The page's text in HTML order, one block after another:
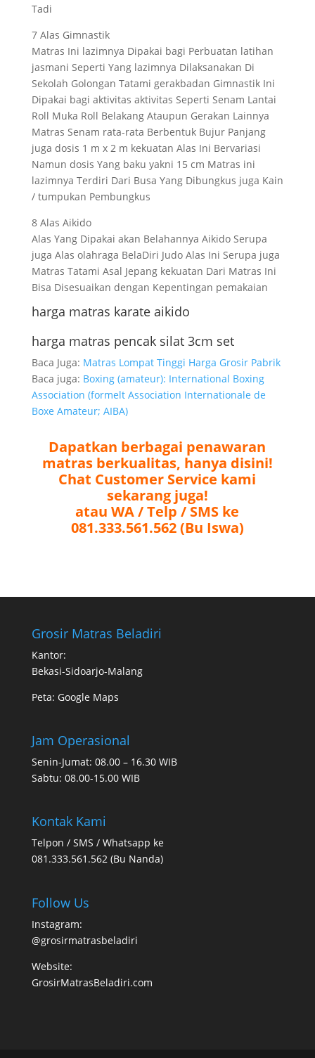
Tadi
7 Alas Gimnastik
Matras Ini lazimnya Dipakai bagi Perbuatan latihan
jasmani Seperti Yang lazimnya Dilaksanakan Di
Sekolah Golongan Tatami gerakbadan Gimnastik Ini
Dipakai bagi aktivitas aktivitas Seperti Senam Lantai
Roll Muka Roll Belakang Ataupun Gerakan Lainnya
Matras Senam rata-rata Berbentuk Bujur Panjang
juga dosis 1 m x 2 m kekuatan Alas Ini Bervariasi
Namun dosis Yang baku yakni 15 cm Matras ini
lazimnya Terdiri Dari Busa Yang Dibungkus juga Kain
/ tumpukan Pembungkus
8 Alas Aikido
Alas Yang Dipakai akan Belahannya Aikido Serupa
juga Alas olahraga BelaDiri Judo Alas Ini Serupa juga
Matras Tatami Asal Jepang kekuatan Dari Matras Ini
Bisa Disesuaikan dengan Kepentingan pemakaian
harga matras karate aikido
harga matras pencak silat 3cm set
Baca Juga: Matras Lompat Tinggi Harga Grosir Pabrik
Baca juga: Boxing (amateur): International Boxing
Association (formelt Association Internationale de
Boxe Amateur; AIBA)
Dapatkan berbagai penawaran
matras berkualitas, hanya disini!
Chat Customer Service kami
sekarang juga!
atau WA / Telp / SMS ke
081.333.561.562 (Bu Iswa)
Grosir Matras Beladiri
Kantor:
Bekasi-Sidoarjo-Malang
Peta: Google Maps
Jam Operasional
Senin-Jumat: 08.00 – 16.30 WIB
Sabtu: 08.00-15.00 WIB
Kontak Kami
Telpon / SMS / Whatsapp ke
081.333.561.562 (Bu Nanda)
Follow Us
Instagram:
@grosirmatrasbeladiri
Website:
GrosirMatrasBeladiri.com